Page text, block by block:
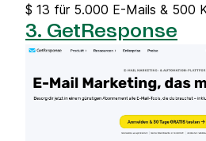
$ 13 für 5.000 E-Mails & 500
3. GetResponse